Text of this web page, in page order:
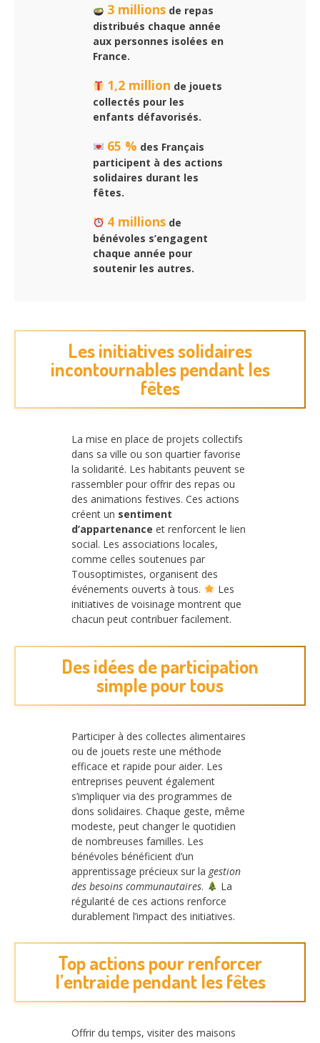
3 millionsde repas
distribués chaque année
aux personnes isolées en
France.
1,2 million de jouets
collectés pour les
enfants défavorisés.
65 % des Français
participent à des actions
solidaires durant les
fêtes.
4 millionsde
bénévoles s’engagent
chaque année pour
soutenir les autres.
Les initiatives solidaires
incontournables pendant les
fêtes
La mise en place de projets collectifs
dans sa ville ou son quartier favorise
la solidarité. Les habitants peuvent se
rassembler pour offrir des repas ou
des animations festives. Ces actions
créent un sentiment
d’appartenance et renforcent le lien
social. Les associations locales,
comme celles soutenues par
Tousoptimistes, organisent des
événements ouverts à tous.
Les
initiatives de voisinage montrent que
chacun peut contribuer facilement.
Des idées de participation
simple pour tous
Participer à des collectes alimentaires
ou de jouets reste une méthode
efficace et rapide pour aider. Les
entreprises peuvent également
s’impliquer via des programmes de
dons solidaires. Chaque geste, même
modeste, peut changer le quotidien
de nombreuses familles. Les
bénévoles bénéficient d’un
apprentissage précieux sur la gestion
des besoins communautaires.
La
régularité de ces actions renforce
durablement l’impact des initiatives.
Top actions pour renforcer
l’entraide pendant les fêtes
Offrir du temps, visiter des maisons